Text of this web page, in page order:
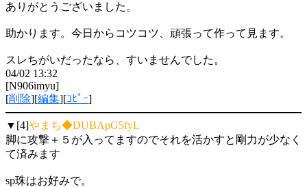
ありがとうございました。
助かります。今日からコツコツ、頑張って作って見ます。
スレちがいだったなら、すいませんでした。
04/02 13:32
[N906imyu]
[削除][編集][ｺﾋﾟｰ]
▼[4]やまち◆DUBApG5fyL
脚に攻撃＋５が入ってますのでそれを活かすと剛力が少なく
て済みます
sp珠はお好みで。